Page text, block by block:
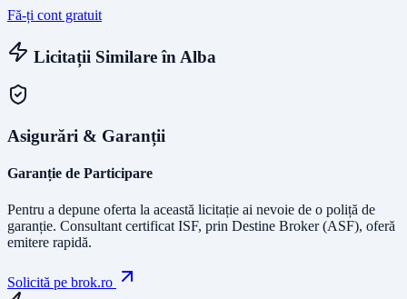
Fă-ți cont gratuit
Licitații Similare în Alba
Asigurări & Garanții
Garanție de Participare
Pentru a depune oferta la această licitație ai nevoie de o poliță de
garanție. Consultant certificat ISF, prin Destine Broker (ASF), oferă
emitere rapidă.
Solicită pe brok.ro